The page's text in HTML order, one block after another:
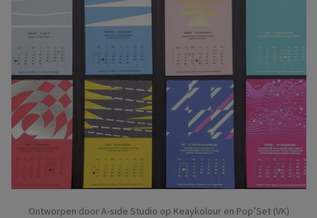
Ontworpen door A-side Studio op Keaykolour en Pop’Set (VK)